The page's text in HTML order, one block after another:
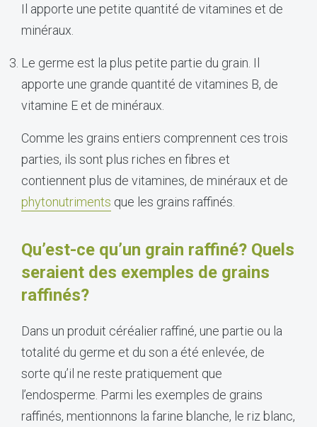
Il apporte une petite quantité de vitamines et de
minéraux.
Le germe est la plus petite partie du grain. Il
apporte une grande quantité de vitamines B, de
vitamine E et de minéraux.
Comme les grains entiers comprennent ces trois
parties, ils sont plus riches en fibres et
contiennent plus de vitamines, de minéraux et de
phytonutriments que les grains raffinés.
Qu’est-ce qu’un grain raffiné? Quels
seraient des exemples de grains
raffinés?
Dans un produit céréalier raffiné, une partie ou la
totalité du germe et du son a été enlevée, de
sorte qu’il ne reste pratiquement que
l’endosperme. Parmi les exemples de grains
raffinés, mentionnons la farine blanche, le riz blanc,